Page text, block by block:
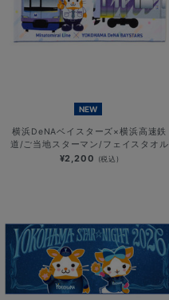
NEW
横浜DeNAベイスターズ×横浜高速鉄
道/ご当地スターマン/フェイスタオル
¥2,200 (税込)